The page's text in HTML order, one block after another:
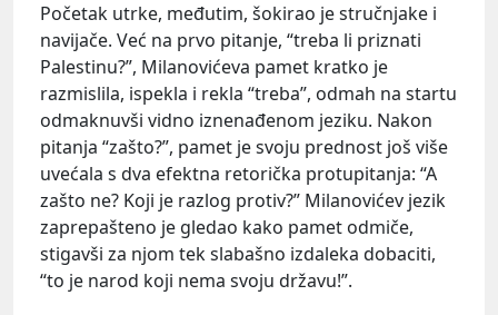
Početak utrke, međutim, šokirao je stručnjake i
navijače. Već na prvo pitanje, “treba li priznati
Palestinu?”, Milanovićeva pamet kratko je
razmislila, ispekla i rekla “treba”, odmah na startu
odmaknuvši vidno iznenađenom jeziku. Nakon
pitanja “zašto?”, pamet je svoju prednost još više
uvećala s dva efektna retorička protupitanja: “A
zašto ne? Koji je razlog protiv?” Milanovićev jezik
zaprepašteno je gledao kako pamet odmiče,
stigavši za njom tek slabašno izdaleka dobaciti,
“to je narod koji nema svoju državu!”.